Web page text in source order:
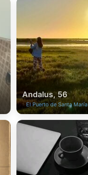
Andalus, 56
El Puerto de Santa María